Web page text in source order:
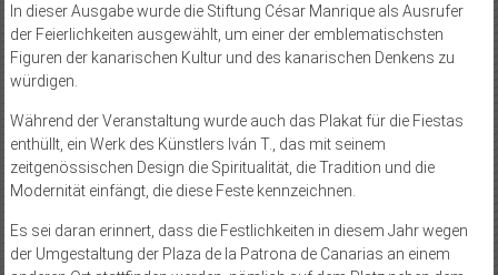
In dieser Ausgabe wurde die Stiftung César Manrique als Ausrufer
der Feierlichkeiten ausgewählt, um einer der emblematischsten
Figuren der kanarischen Kultur und des kanarischen Denkens zu
würdigen.
Während der Veranstaltung wurde auch das Plakat für die Fiestas
enthüllt, ein Werk des Künstlers Iván T., das mit seinem
zeitgenössischen Design die Spiritualität, die Tradition und die
Modernität einfängt, die diese Feste kennzeichnen.
Es sei daran erinnert, dass die Festlichkeiten in diesem Jahr wegen
der Umgestaltung der Plaza de la Patrona de Canarias an einem